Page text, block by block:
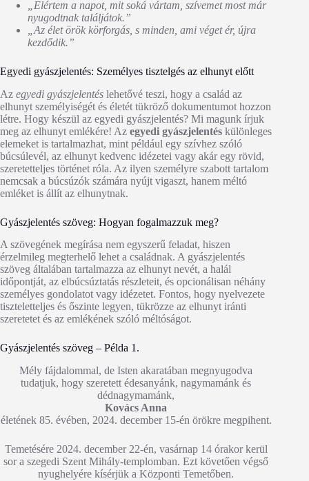
„Elértem a napot, mit soká vártam, szívemet most már
nyugodtnak találjátok.”
„Az élet örök körforgás, s minden, ami véget ér, újra
kezdődik.”
Egyedi gyászjelentés: Személyes tisztelgés az elhunyt előtt
Az egyedi gyászjelentés lehetővé teszi, hogy a család az
elhunyt személyiségét és életét tükröző dokumentumot hozzon
létre. Hogy készül az egyedi gyászjelentés? Mi magunk írjuk
meg az elhunyt emlékére! Az egyedi gyászjelentés különleges
elemeket is tartalmazhat, mint például egy szívhez szóló
búcsúlevél, az elhunyt kedvenc idézetei vagy akár egy rövid,
szeretetteljes történet róla. Az ilyen személyre szabott tartalom
nemcsak a búcsúzók számára nyújt vigaszt, hanem méltó
emléket is állít az elhunytnak.
Gyászjelentés szöveg: Hogyan fogalmazzuk meg?
A szövegének megírása nem egyszerű feladat, hiszen
érzelmileg megterhelő lehet a családnak. A gyászjelentés
szöveg általában tartalmazza az elhunyt nevét, a halál
időpontját, az elbúcsúztatás részleteit, és opcionálisan néhány
személyes gondolatot vagy idézetet. Fontos, hogy nyelvezete
tiszteletteljes és őszinte legyen, tükrözze az elhunyt iránti
szeretetet és az emlékének szóló méltóságot.
Gyászjelentés szöveg – Példa 1.
Mély fájdalommal, de Isten akaratában megnyugodva
tudatjuk, hogy szeretett édesanyánk, nagymamánk és
dédnagymamánk,
Kovács Anna
életének 85. évében, 2024. december 15-én örökre megpihent.
Temetésére 2024. december 22-én, vasárnap 14 órakor kerül
sor a szegedi Szent Mihály-templomban. Ezt követően végső
nyughelyére kísérjük a Központi Temetőben.